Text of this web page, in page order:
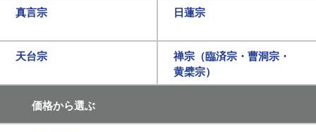
真言宗 日蓮宗
天台宗
禅宗（臨済宗・曹洞宗・
黄檗宗）
価格から選ぶ